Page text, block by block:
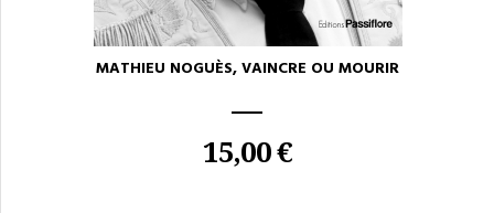
MATHIEU NOGUÈS, VAINCRE OU MOURIR
15,00 €